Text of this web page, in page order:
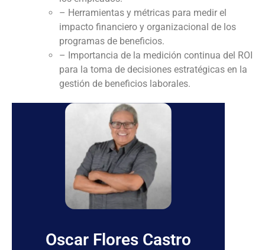
– Herramientas y métricas para medir el
impacto financiero y organizacional de los
programas de beneficios.
– Importancia de la medición continua del ROI
para la toma de decisiones estratégicas en la
gestión de beneficios laborales.
Oscar Flores Castro